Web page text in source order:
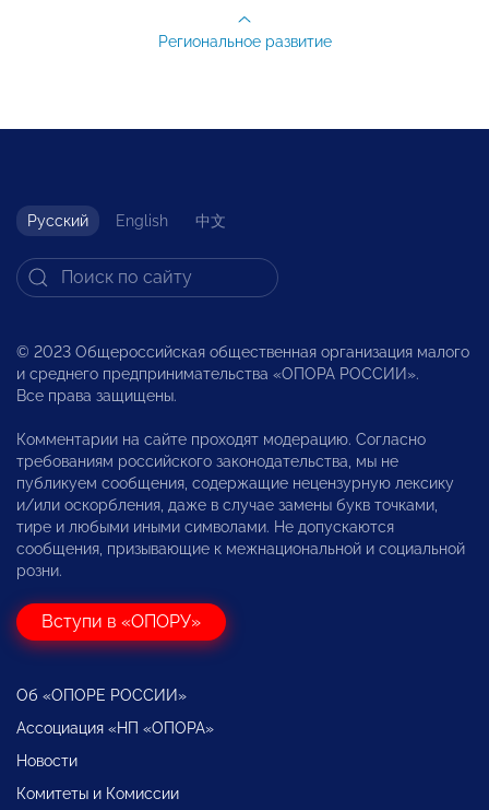
Региональное развитие
Русский English 中文
© 2023 Общероссийская общественная организация малого
и среднего предпринимательства «ОПОРА РОССИИ».
Все права защищены.
Комментарии на сайте проходят модерацию. Согласно
требованиям российского законодательства, мы не
публикуем сообщения, содержащие нецензурную лексику
и/или оскорбления, даже в случае замены букв точками,
тире и любыми иными символами. Не допускаются
сообщения, призывающие к межнациональной и социальной
розни.
Вступи в «ОПОРУ»
Об «ОПОРЕ РОССИИ»
Ассоциация «НП «ОПОРА»
Новости
Комитеты и Комиссии